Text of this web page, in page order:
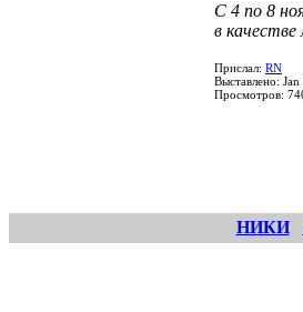
С 4 по 8
в
Прислал: RN
Выставлено:
Просмотров:
НИКИ